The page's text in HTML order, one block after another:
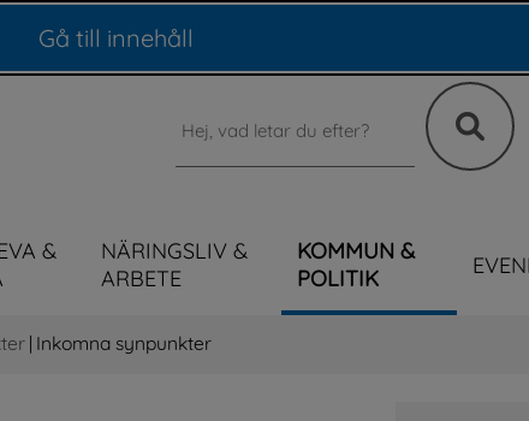
Gå till innehåll
Sök
&
NÄRINGSLIV &
ARBETE
KOMMUN &
POLITIK
| Inkomna synpunkter